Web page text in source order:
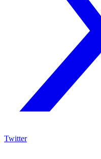
Twitter